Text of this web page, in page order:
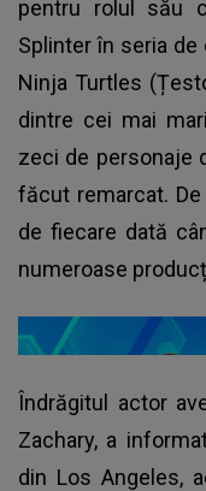
pentru rolul său
Splinter în seria
Ninja Turtles
dintre cei mai
zeci de personaje
făcut remarcat.
de fiecare dată
numeroase
Îndrăgitul actor
Zachary, a
din Los Angeles,